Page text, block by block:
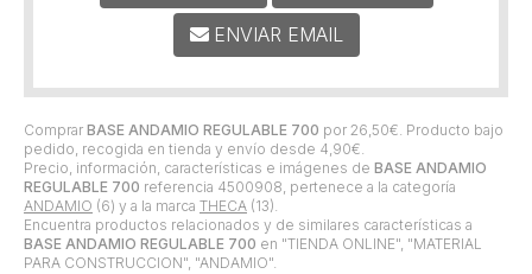
Comprar BASE ANDAMIO REGULABLE 700 por 26,50€. Producto bajo
pedido, recogida en tienda y envío desde 4,90€.
Precio, información, características e imágenes de BASE ANDAMIO
REGULABLE 700 referencia 4500908, pertenece a la categoría
ANDAMIO (6) y a la marca THECA (13).
Encuentra productos relacionados y de similares características a
BASE ANDAMIO REGULABLE 700 en "TIENDA ONLINE", "MATERIAL
PARA CONSTRUCCION", "ANDAMIO".
ENVIAR EMAIL